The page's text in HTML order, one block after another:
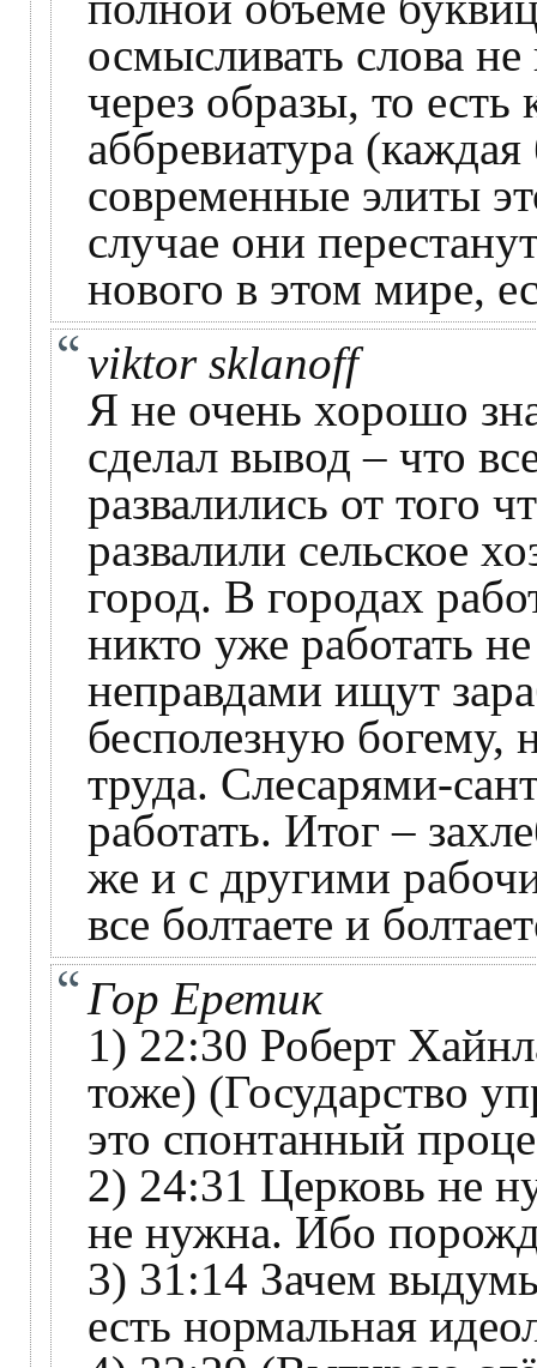
осмысливать слова
через образы, то есть
аббревиатура
современные элиты
случае они
нового в этом мире,
viktor sklanoff
Я не очень хорошо
сделал вывод – что
развалились от того
развалили сельское
город. В городах
никто уже работать
неправдами ищут
бесполезную богему,
труда. Слесарями-
работать. Итог –
же и с другими
все болтаете и
Гор Еретик
1) 22:30 Роберт
тоже) (Государство
это спонтанный
2) 24:31 Церковь не
не нужна. Ибо
3) 31:14 Зачем
есть нормальная